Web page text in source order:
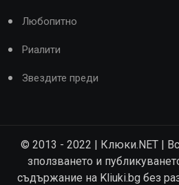
Любопитно
Риалити
Звездите преди
© 2013 - 2022 | Клюки.NET |
зползването и
съдържание на Kliuki.bg без